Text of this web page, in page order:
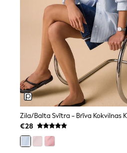
Polo Shirts
HOLIDAY SHOP
Women's Holiday Shop
All Swimwear
All Beachwear
Bags & Accessories
Beach Dresses & Kaftans
Dresses
Flip Flops
Sliders
Jumpsuits & Playsuits
Linen Collection
Sandals
Shorts
Trousers
Sun Hats & Caps
€28